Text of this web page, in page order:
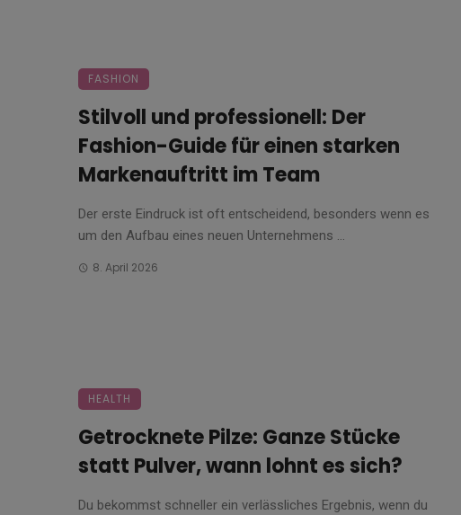
FASHION
Stilvoll und professionell: Der
Fashion-Guide für einen starken
Markenauftritt im Team
Der erste Eindruck ist oft entscheidend, besonders wenn es
um den Aufbau eines neuen Unternehmens ...
8. April 2026
HEALTH
Getrocknete Pilze: Ganze Stücke
statt Pulver, wann lohnt es sich?
Du bekommst schneller ein verlässliches Ergebnis, wenn du